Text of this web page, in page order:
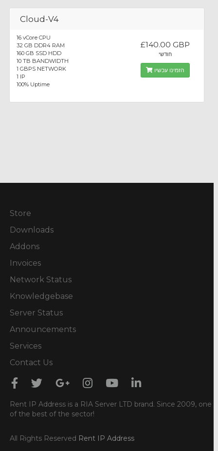
Cloud-V4
16 vCore CPU
32 GB DDR4 RAM
160 GB SSD HDD
10 TB BANDWIDTH
1 GBPS NETWORK
1 IP
100% Uptime
£140.00 GBP
חודשי
הזמינו עכשיו
Store
Downloads
Addons
Invoices
Network Status
Knowledgebase
Server Status
Announcements
Services
Contact Us
Rent IP Address is a RIA Server LTD brand. Since 2009, one
of the best of the sector!
All Rights Reserved Rent IP Address